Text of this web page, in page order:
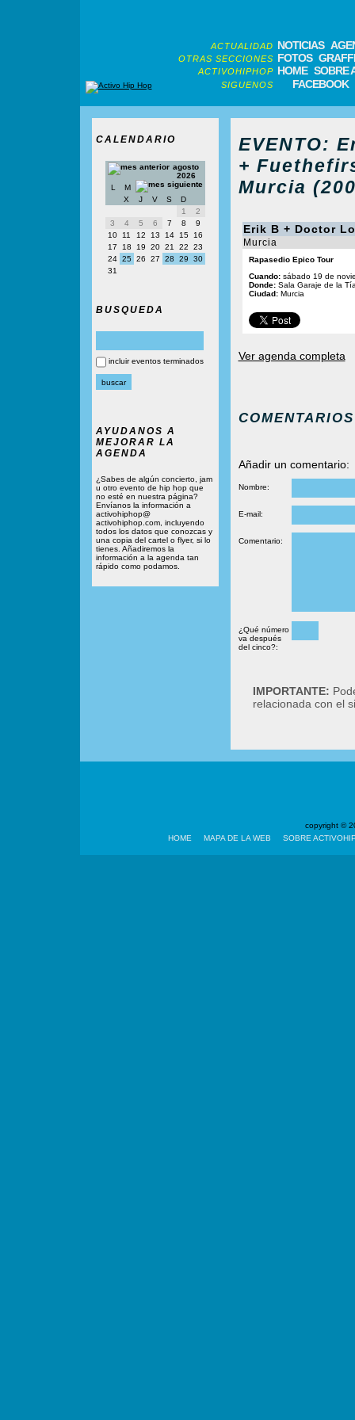
ACTUALIDAD NOTICIAS
OTRAS SECCIONES FOTOS
ACTIVOHIPHOP HOME SOBRE
SIGUENOS FACEBOOK
CALENDARIO
agosto
2026
L
M
X
J V S
D
1
2
3
4 5 6 7 8
9
10
11 12 13 14 15
16
17
18 19 20 21 22
23
24 25 26 27 28 29
30
31
BUSQUEDA
incluir eventos terminados
AYUDANOS A
MEJORAR LA
AGENDA
¿Sabes de algún concierto, jam
u otro evento de hip hop que
no esté en nuestra página?
Envíanos la información a
activohiphop@
activohiphop.com, incluyendo
todos los datos que conozcas y
una copia del cartel o flyer, si lo
tienes. Añadiremos la
información a la agenda tan
rápido como podamos.
EVENTO:
+
Murcia
Erik B + Doctor
Murcia
Rapasedio Epico Tour
Cuando:sábado 19 de
Donde:Sala Garaje de la
Ciudad:Murcia
Ver agenda completa
COMENTARIOS
Añadir un comentario:
Nombre:
E-mail:
Comentario:
¿Qué número
va después
del cinco?:
IMPORTANTE:
relacionada con el
copyright ©
HOME
MAPA DE LA WEB SOBRE